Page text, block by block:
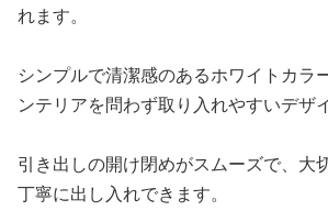
れます。
シンプルで清潔感のあるホワイトカラ
ンテリアを問わず取り入れやすいデザ
引き出しの開け閉めがスムーズで、大
丁寧に出し入れできます。